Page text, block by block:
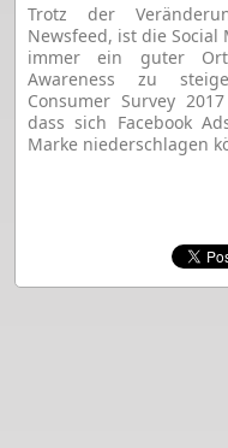
Trotz der
Newsfeed, ist die
immer ein guter
Awareness zu
Consumer Survey
dass sich Facebook
Marke niederschlagen